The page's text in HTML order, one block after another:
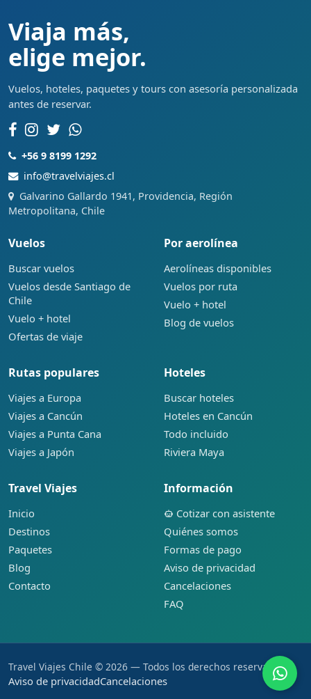
Viaja más,
elige mejor.
Vuelos, hoteles, paquetes y tours con asesoría personalizada
antes de reservar.
+56 9 8199 1292
info@travelviajes.cl
Galvarino Gallardo 1941, Providencia, Región
Metropolitana, Chile
Vuelos
Buscar vuelos
Vuelos desde Santiago de
Chile
Vuelo + hotel
Ofertas de viaje
Por aerolínea
Aerolíneas disponibles
Vuelos por ruta
Vuelo + hotel
Blog de vuelos
Rutas populares
Viajes a Europa
Viajes a Cancún
Viajes a Punta Cana
Viajes a Japón
Hoteles
Buscar hoteles
Hoteles en Cancún
Todo incluido
Riviera Maya
Travel Viajes
Inicio
Destinos
Paquetes
Blog
Contacto
Información
Cotizar con asistente
Quiénes somos
Formas de pago
Aviso de privacidad
Cancelaciones
FAQ
Travel Viajes Chile © 2026 — Todos los derechos reservados.
Aviso de privacidadCancelaciones